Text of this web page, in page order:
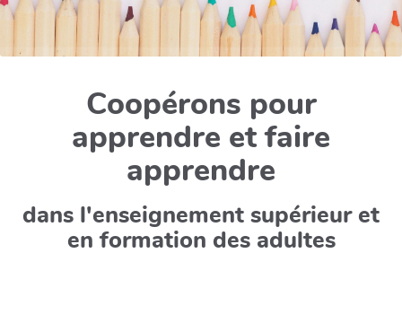
Coopérons pour
apprendre et faire
apprendre
dans l'enseignement supérieur et
en formation des adultes